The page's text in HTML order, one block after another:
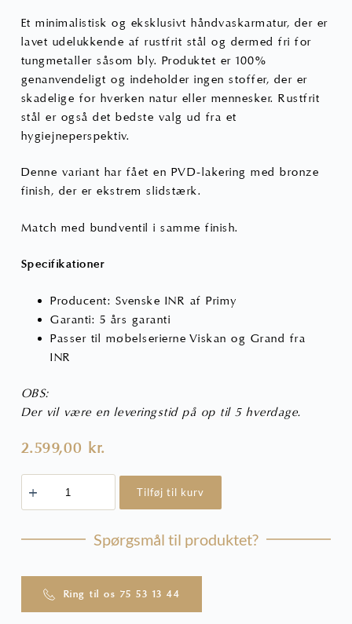
Et minimalistisk og eksklusivt håndvaskarmatur, der er
lavet udelukkende af rustfrit stål og dermed fri for
tungmetaller såsom bly. Produktet er 100%
genanvendeligt og indeholder ingen stoffer, der er
skadelige for hverken natur eller mennesker. Rustfrit
stål er også det bedste valg ud fra et
hygiejneperspektiv.
Denne variant har fået en PVD-lakering med bronze
finish, der er ekstrem slidstærk.
Match med bundventil i samme finish.
Specifikationer
Producent: Svenske INR af Primy
Garanti: 5 års garanti
Passer til møbelserierne Viskan og Grand fra
INR
OBS:
Der vil være en leveringstid på op til 5 hverdage.
2.599,00kr.
Håndvaskarmatur
Bronze
Tilføj til kurv
Spørgsmål til produktet?
Ring til os 75 53 13 44